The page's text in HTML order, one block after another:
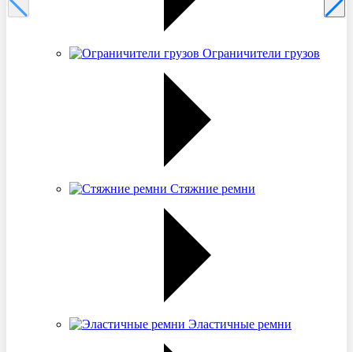
Ограничители грузов
Стяжние ремни
Эластичные ремни